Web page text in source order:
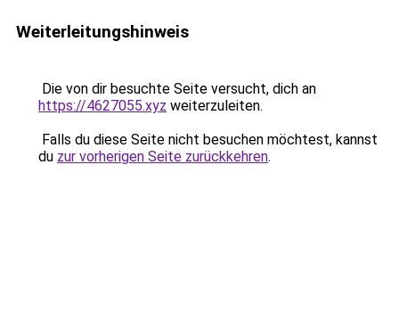
Weiterleitungshinweis
Die von dir besuchte Seite versucht, dich an
https://4627055.xyz weiterzuleiten.
Falls du diese Seite nicht besuchen möchtest, kannst
du zur vorherigen Seite zurückkehren.